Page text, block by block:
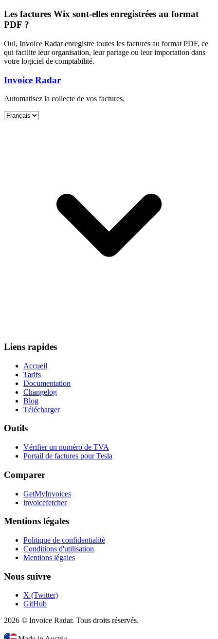
Les factures Wix sont-elles enregistrées au format
PDF ?
Oui, Invoice Radar enregistre toutes les factures au format PDF, ce
qui facilite leur organisation, leur partage ou leur importation dans
votre logiciel de comptabilité.
Invoice Radar
Automatisez la collecte de vos factures.
Liens rapides
Accueil
Tarifs
Documentation
Changelog
Blog
Télécharger
Outils
Vérifier un numéro de TVA
Portail de factures pour Tesla
Comparer
GetMyInvoices
invoicefetcher
Mentions légales
Politique de confidentialité
Conditions d'utilisation
Mentions légales
Nous suivre
X (Twitter)
GitHub
2026 © Invoice Radar. Tous droits réservés.